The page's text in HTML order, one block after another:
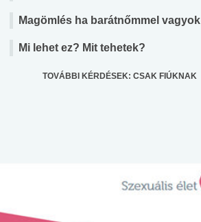
Magömlés ha barátnőmmel vagyok
Mi lehet ez? Mit tehetek?
TOVÁBBI KÉRDÉSEK: CSAK FIÚKNAK